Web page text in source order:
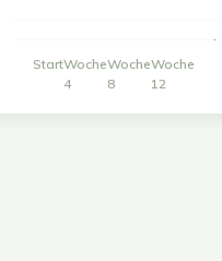
StartWoche
4
Woche
8
Woche
12